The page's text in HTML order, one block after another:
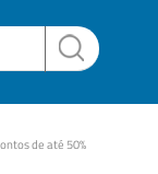
de até 50%